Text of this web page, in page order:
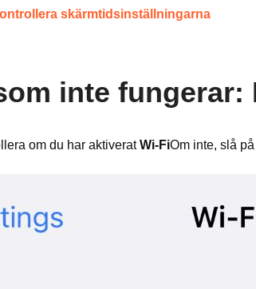
skärmtidsinställningarna
inte
om du har aktiveratWi-FiOm inte, slå